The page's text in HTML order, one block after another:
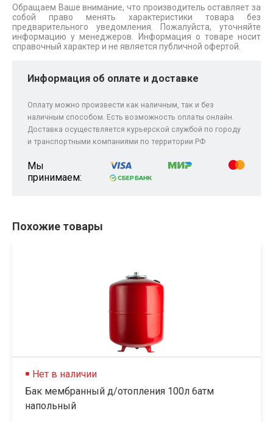
Обращаем Ваше внимание, что производитель оставляет за
собой право менять характеристики товара без
предварительного уведомления. Пожалуйста, уточняйте
информацию у менеджеров. Информация о товаре носит
справочный характер и не является публичной офертой.
Информация об оплате и доставке
Оплату можно произвести как наличным, так и без
наличным способом. Есть возможность оплаты онлайн.
Доставка осуществляется курьерской службой по городу
и транспортными компаниями по территории РФ
Мы
принимаем:
Похожие товары
Нет в наличии
Бак мембранный д/отопления 100л 6атм
напольный